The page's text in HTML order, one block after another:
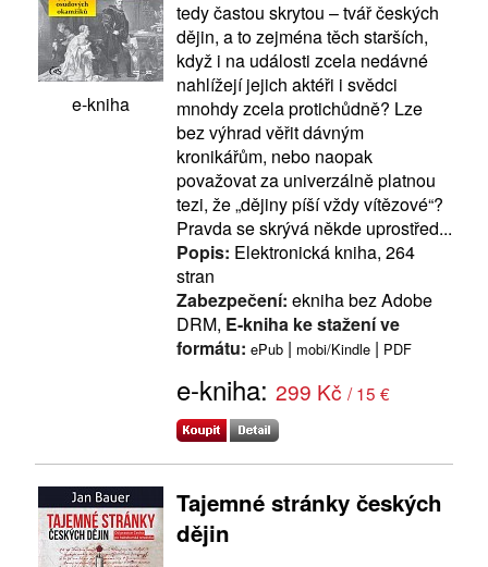
e-kniha
tedy častou skrytou – tvář českých
dějin, a to zejména těch starších,
když i na události zcela nedávné
nahlížejí jejich aktéři i svědci
mnohdy zcela protichůdně? Lze
bez výhrad věřit dávným
kronikářům, nebo naopak
považovat za univerzálně platnou
tezi, že „dějiny píší vždy vítězové“?
Pravda se skrývá někde uprostřed...
Popis: Elektronická kniha, 264
stran
Zabezpečení: ekniha bez Adobe
DRM, E-kniha ke stažení ve
formátu: ePub | mobi/Kindle | PDF
e-kniha: 299 Kč / 15 €
Tajemné stránky českých
dějin